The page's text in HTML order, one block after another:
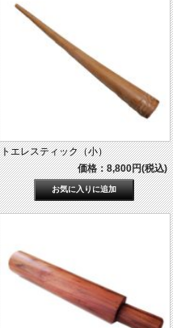
トエレスティック（小）
価格：8,800円(税込)